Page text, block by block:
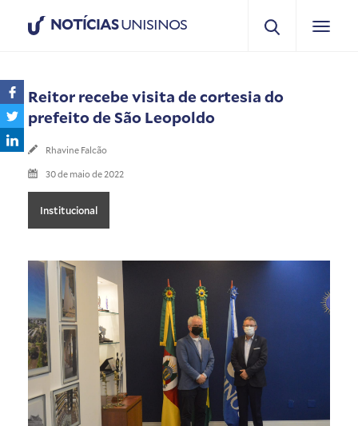
NOTÍCIASUNISINOS
Reitor recebe visita de cortesia do
prefeito de São Leopoldo
Rhavine Falcão
30 de maio de 2022
Institucional